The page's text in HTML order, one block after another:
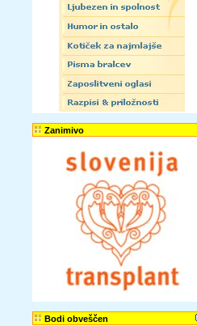
Zanimivo
Bodi obveščen